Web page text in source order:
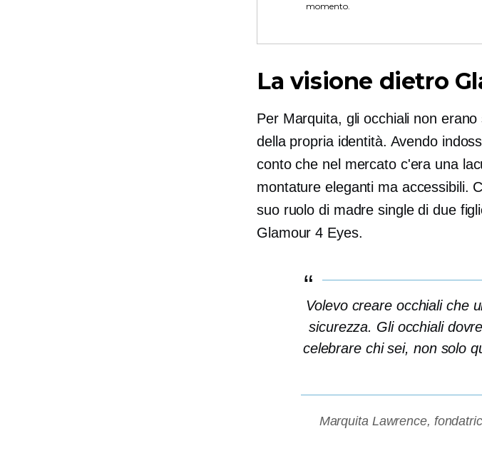
momento.
La visione dietro
Per Marquita, gli occhiali non
della propria identità. Avendo
conto che nel mercato c'era una
montature eleganti ma accessibili.
suo ruolo di madre single di due
Glamour 4 Eyes.
Volevo creare occhiali che
sicurezza. Gli occhiali
celebrare chi sei, non solo
Marquita Lawrence,